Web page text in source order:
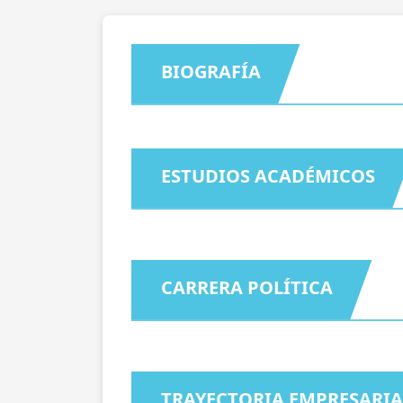
BIOGRAFÍA
ESTUDIOS ACADÉMICOS
CARRERA POLÍTICA